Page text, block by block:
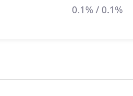
0.1% / 0.1%